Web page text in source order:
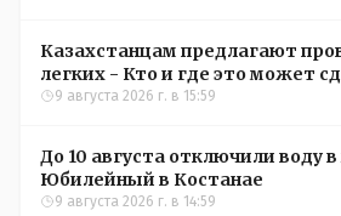
Казахстанцам предлагают
легких - Кто и где это может
Костанайской области
9 августа 2026 г. в 15:59
До 10 августа отключили воду
Юбилейный в Костанае
9 августа 2026 г. в 14:59